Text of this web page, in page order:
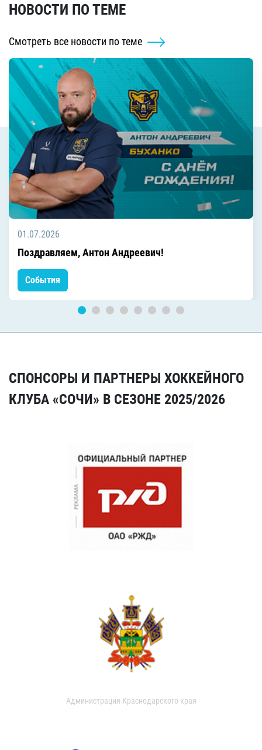
НОВОСТИ ПО ТЕМЕ
Смотреть все новости по теме
01.07.2026
Поздравляем, Антон Андреевич!
События
СПОНСОРЫ И ПАРТНЕРЫ ХОККЕЙНОГО
КЛУБА «СОЧИ» В СЕЗОНЕ 2025/2026
Администрация Краснодарского края